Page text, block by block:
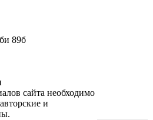
89б
сайта необходимо
и